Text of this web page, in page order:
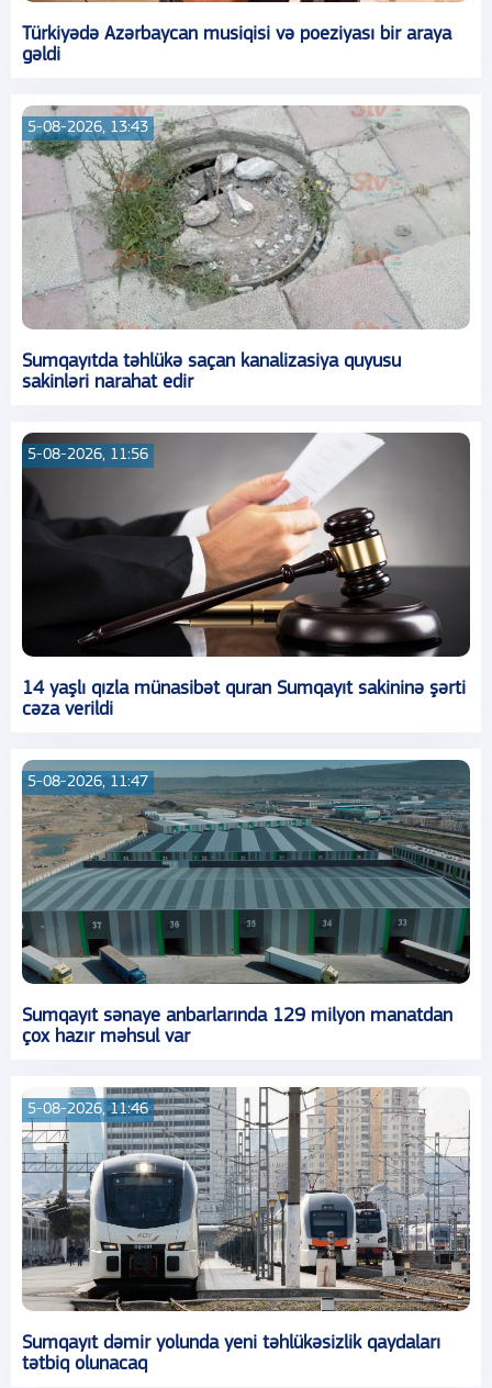
Türkiyədə Azərbaycan musiqisi və poeziyası bir araya
gəldi
5-08-2026, 13:43
Sumqayıtda təhlükə saçan kanalizasiya quyusu
sakinləri narahat edir
5-08-2026, 11:56
14 yaşlı qızla münasibət quran Sumqayıt sakininə şərti
cəza verildi
5-08-2026, 11:47
Sumqayıt sənaye anbarlarında 129 milyon manatdan
çox hazır məhsul var
5-08-2026, 11:46
Sumqayıt dəmir yolunda yeni təhlükəsizlik qaydaları
tətbiq olunacaq